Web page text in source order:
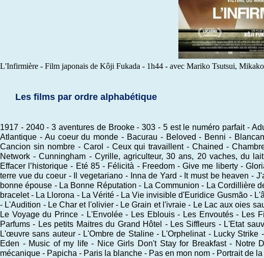
L'Infirmière - Film japonais de Kôji Fukada - 1h44 - avec Mariko Tsutsui,
Les films par ordre alphabétique
1917 - 2040 - 3 aventures de Brooke - 303 - 5 est le numéro parfait -
Atlantique - Au coeur du monde - Bacurau - Beloved - Benni -
Cancion sin nombre - Carol - Ceux qui travaillent - Chained -
Network - Cunningham - Cyrille, agriculteur, 30 ans, 20 vaches, du
Effacer l’historique - Eté 85 - Félicità - Freedom - Give me liberty -
terre vue du coeur - Il vegetariano - Inna de Yard - It must be heaven -
bonne épouse - La Bonne Réputation - La Communion - La Cordillière
bracelet - La Llorona - La Vérité - La Vie invisible d'Euridice Gusmão -
- L'Audition - Le Char et l'olivier - Le Grain et l'ivraie - Le Lac aux oies
Le Voyage du Prince - L'Envolée - Les Eblouis - Les Envoutés - Les
Parfums - Les petits Maitres du Grand Hôtel - Les Siffleurs - L'Etat
L'œuvre sans auteur - L'Ombre de Staline - L'Orphelinat - Lucky
Eden - Music of my life - Nice Girls Don't Stay for Breakfast - Notre
mécanique - Papicha - Paris la blanche - Pas en mon nom - Portrait de